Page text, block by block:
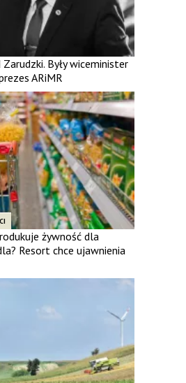
Zarudzki. Były wiceminister
ARiMR
żywność dla
Resort chce ujawnienia